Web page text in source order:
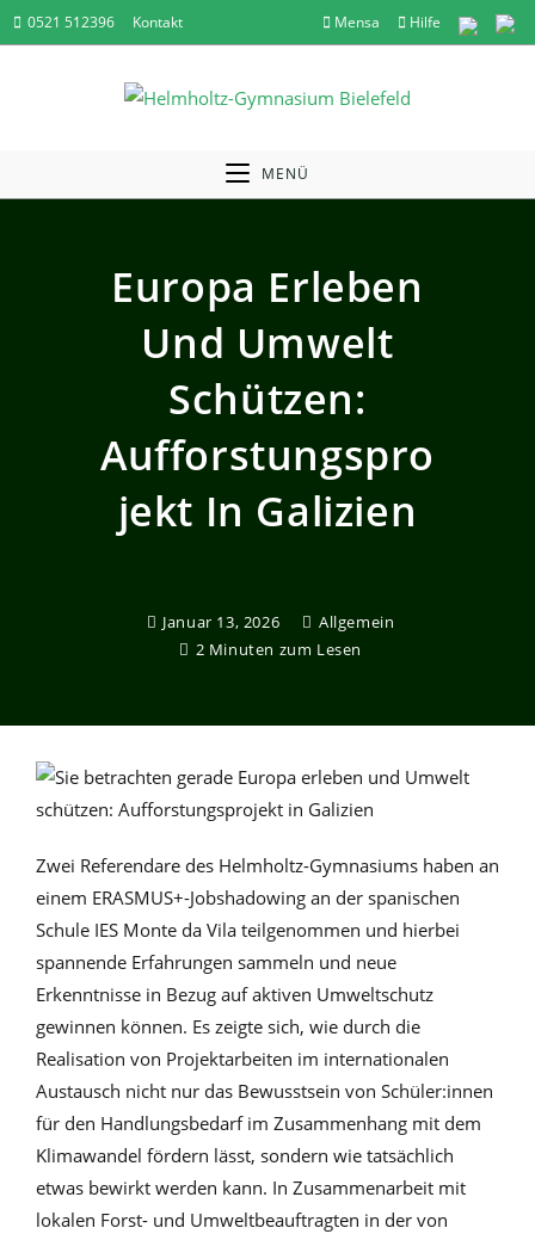
Zum
Inhalt
Mensa Hilfe
0521 512396 Kontakt
MENÜ
Europa Erleben
Und Umwelt
Schützen:
Aufforstungspro
Jekt In Galizien
Januar 13, 2026
Allgemein
2 Minuten zum Lesen
Zwei Referendare des Helmholtz-Gymnasiums haben an
einem ERASMUS+-Jobshadowing an der spanischen
Schule IES Monte da Vila teilgenommen und hierbei
spannende Erfahrungen sammeln und neue
Erkenntnisse in Bezug auf aktiven Umweltschutz
gewinnen können. Es zeigte sich, wie durch die
Realisation von Projektarbeiten im internationalen
Austausch nicht nur das Bewusstsein von Schüler:innen
für den Handlungsbedarf im Zusammenhang mit dem
Klimawandel fördern lässt, sondern wie tatsächlich
etwas bewirkt werden kann. In Zusammenarbeit mit
lokalen Forst- und Umweltbeauftragten in der von